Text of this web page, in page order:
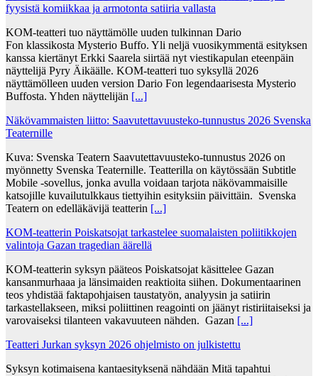
fyysistä komiikkaa ja armotonta satiiria vallasta
KOM-teatteri tuo näyttämölle uuden tulkinnan Dario
Fon klassikosta Mysterio Buffo. Yli neljä vuosikymmentä esityksen
kanssa kiertänyt Erkki Saarela siirtää nyt viestikapulan eteenpäin
näyttelijä Pyry Äikäälle. KOM-teatteri tuo syksyllä 2026
näyttämölleen uuden version Dario Fon legendaarisesta Mysterio
Buffosta. Yhden näyttelijän [...]
Näkövammaisten liitto: Saavutettavuusteko-tunnustus 2026 Svenska
Teaternille
Kuva: Svenska Teatern Saavutettavuusteko-tunnustus 2026 on
myönnetty Svenska Teaternille. Teatterilla on käytössään Subtitle
Mobile -sovellus, jonka avulla voidaan tarjota näkövammaisille
katsojille kuvailutulkkaus tiettyihin esityksiin päivittäin. Svenska
Teatern on edelläkävijä teatterin [...]
KOM-teatterin Poiskatsojat tarkastelee suomalaisten poliitikkojen
valintoja Gazan tragedian äärellä
KOM-teatterin syksyn pääteos Poiskatsojat käsittelee Gazan
kansanmurhaaa ja länsimaiden reaktioita siihen. Dokumentaarinen
teos yhdistää faktapohjaisen taustatyön, analyysin ja satiirin
tarkastellakseen, miksi poliittinen reagointi on jäänyt ristiriitaiseksi ja
varovaiseksi tilanteen vakavuuteen nähden. Gazan [...]
Teatteri Jurkan syksyn 2026 ohjelmisto on julkistettu
Syksyn kotimaisena kantaesityksenä nähdään Mitä tapahtui